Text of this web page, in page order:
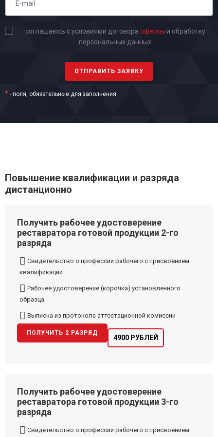
соглашаюсь с условиями договора оферты и обработку
персональных данных
* - поля, обязательные для заполнения
Повышение квалификации и разряда
дистанционно
Получить рабочее удостоверение
реставратора готовой продукции 2-го
разряда
Свидетельство о профессии рабочего с присвоением
квалификации
Рабочее удостоверение (корочка) установленного
образца
Выписка из протокола аттестационной комиссии
4900 РУБЛЕЙ
ПОЛУЧИТЬ 2 РАЗРЯД
Получить рабочее удостоверение
реставратора готовой продукции 3-го
разряда
Свидетельство о профессии рабочего с присвоением